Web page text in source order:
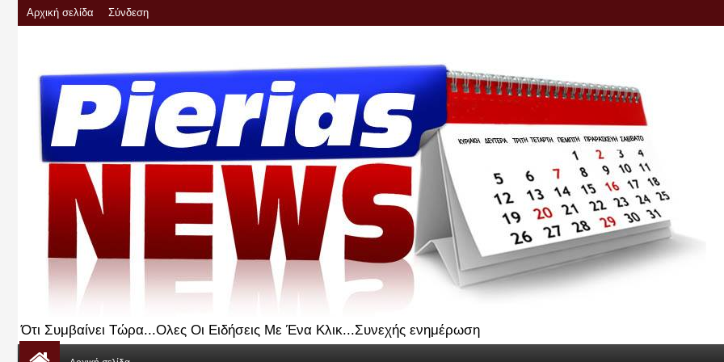
Αρχική σελίδα Σύνδεση
Ότι Συμβαίνει Τώρα...Ολες Οι Ειδήσεις Με Ένα Κλικ...Συνεχής ενημέρωση